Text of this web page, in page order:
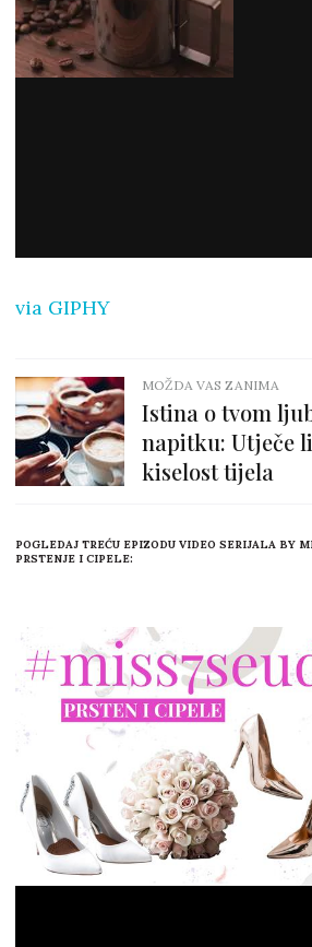
via GIPHY
MOŽDA VAS ZANIMA
Istina o tvom
napitku: Utječe
kiselost tijela
POGLEDAJ TREĆU EPIZODU VIDEO SERIJALA BY
PRSTENJE I CIPELE: